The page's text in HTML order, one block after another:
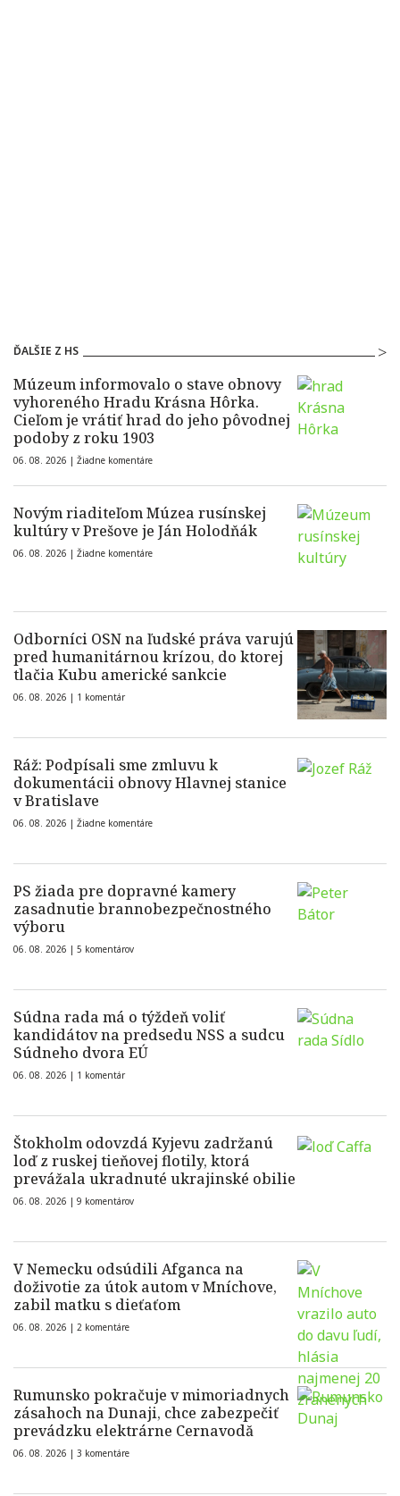
ĎALŠIE Z HS
Múzeum informovalo o stave obnovy
vyhoreného Hradu Krásna Hôrka.
Cieľom je vrátiť hrad do jeho pôvodnej
podoby z roku 1903
06. 08. 2026 | Žiadne komentáre
Novým riaditeľom Múzea rusínskej
kultúry v Prešove je Ján Holodňák
06. 08. 2026 | Žiadne komentáre
Odborníci OSN na ľudské práva varujú
pred humanitárnou krízou, do ktorej
tlačia Kubu americké sankcie
06. 08. 2026 | 1 komentár
Ráž: Podpísali sme zmluvu k
dokumentácii obnovy Hlavnej stanice
v Bratislave
06. 08. 2026 | Žiadne komentáre
PS žiada pre dopravné kamery
zasadnutie brannobezpečnostného
výboru
06. 08. 2026 | 5 komentárov
Súdna rada má o týždeň voliť
kandidátov na predsedu NSS a sudcu
Súdneho dvora EÚ
06. 08. 2026 | 1 komentár
Štokholm odovzdá Kyjevu zadržanú
loď z ruskej tieňovej flotily, ktorá
prevážala ukradnuté ukrajinské obilie
06. 08. 2026 | 9 komentárov
V Nemecku odsúdili Afganca na
doživotie za útok autom v Mníchove,
zabil matku s dieťaťom
06. 08. 2026 | 2 komentáre
Rumunsko pokračuje v mimoriadnych
zásahoch na Dunaji, chce zabezpečiť
prevádzku elektrárne Cernavodă
06. 08. 2026 | 3 komentáre